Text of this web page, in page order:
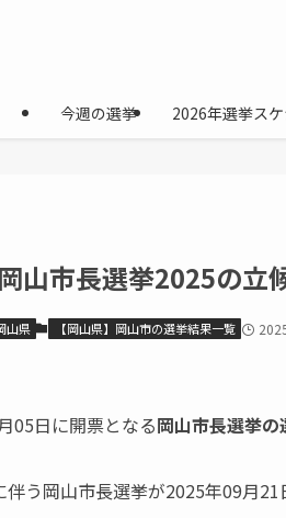
今週の選挙 2026年選挙ス
岡山市長選挙2025の立
山県 【岡山県】岡山市の選挙結果一覧
05日に開票となる岡山市長選挙
う岡山市長選挙が2025年09月21